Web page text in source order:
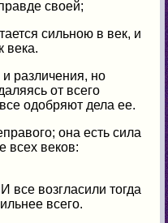
своей;
сильною в век, и
века.
различения, но
от всего
одобряют дела ее.
она есть сила
всех веков:
все возгласили тогда
всего.